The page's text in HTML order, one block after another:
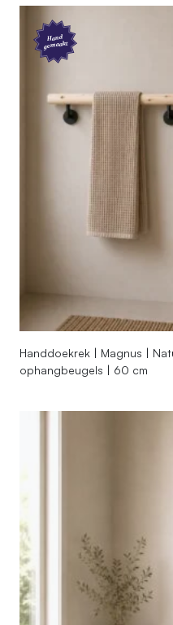
Hand
gemaakt
Handdoekrek | Magnus |
ophangbeugels | 60 cm